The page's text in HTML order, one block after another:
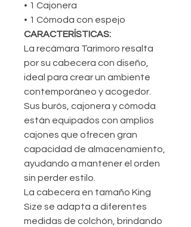
• 1 Cajonera
• 1 Cómoda con espejo
CARACTERÍSTICAS:
La recámara Tarimoro resalta
por su cabecera con diseño,
ideal para crear un ambiente
contemporáneo y acogedor.
Sus burós, cajonera y cómoda
están equipados con amplios
cajones que ofrecen gran
capacidad de almacenamiento,
ayudando a mantener el orden
sin perder estilo.
La cabecera en tamaño King
Size se adapta a diferentes
medidas de colchón, brindando